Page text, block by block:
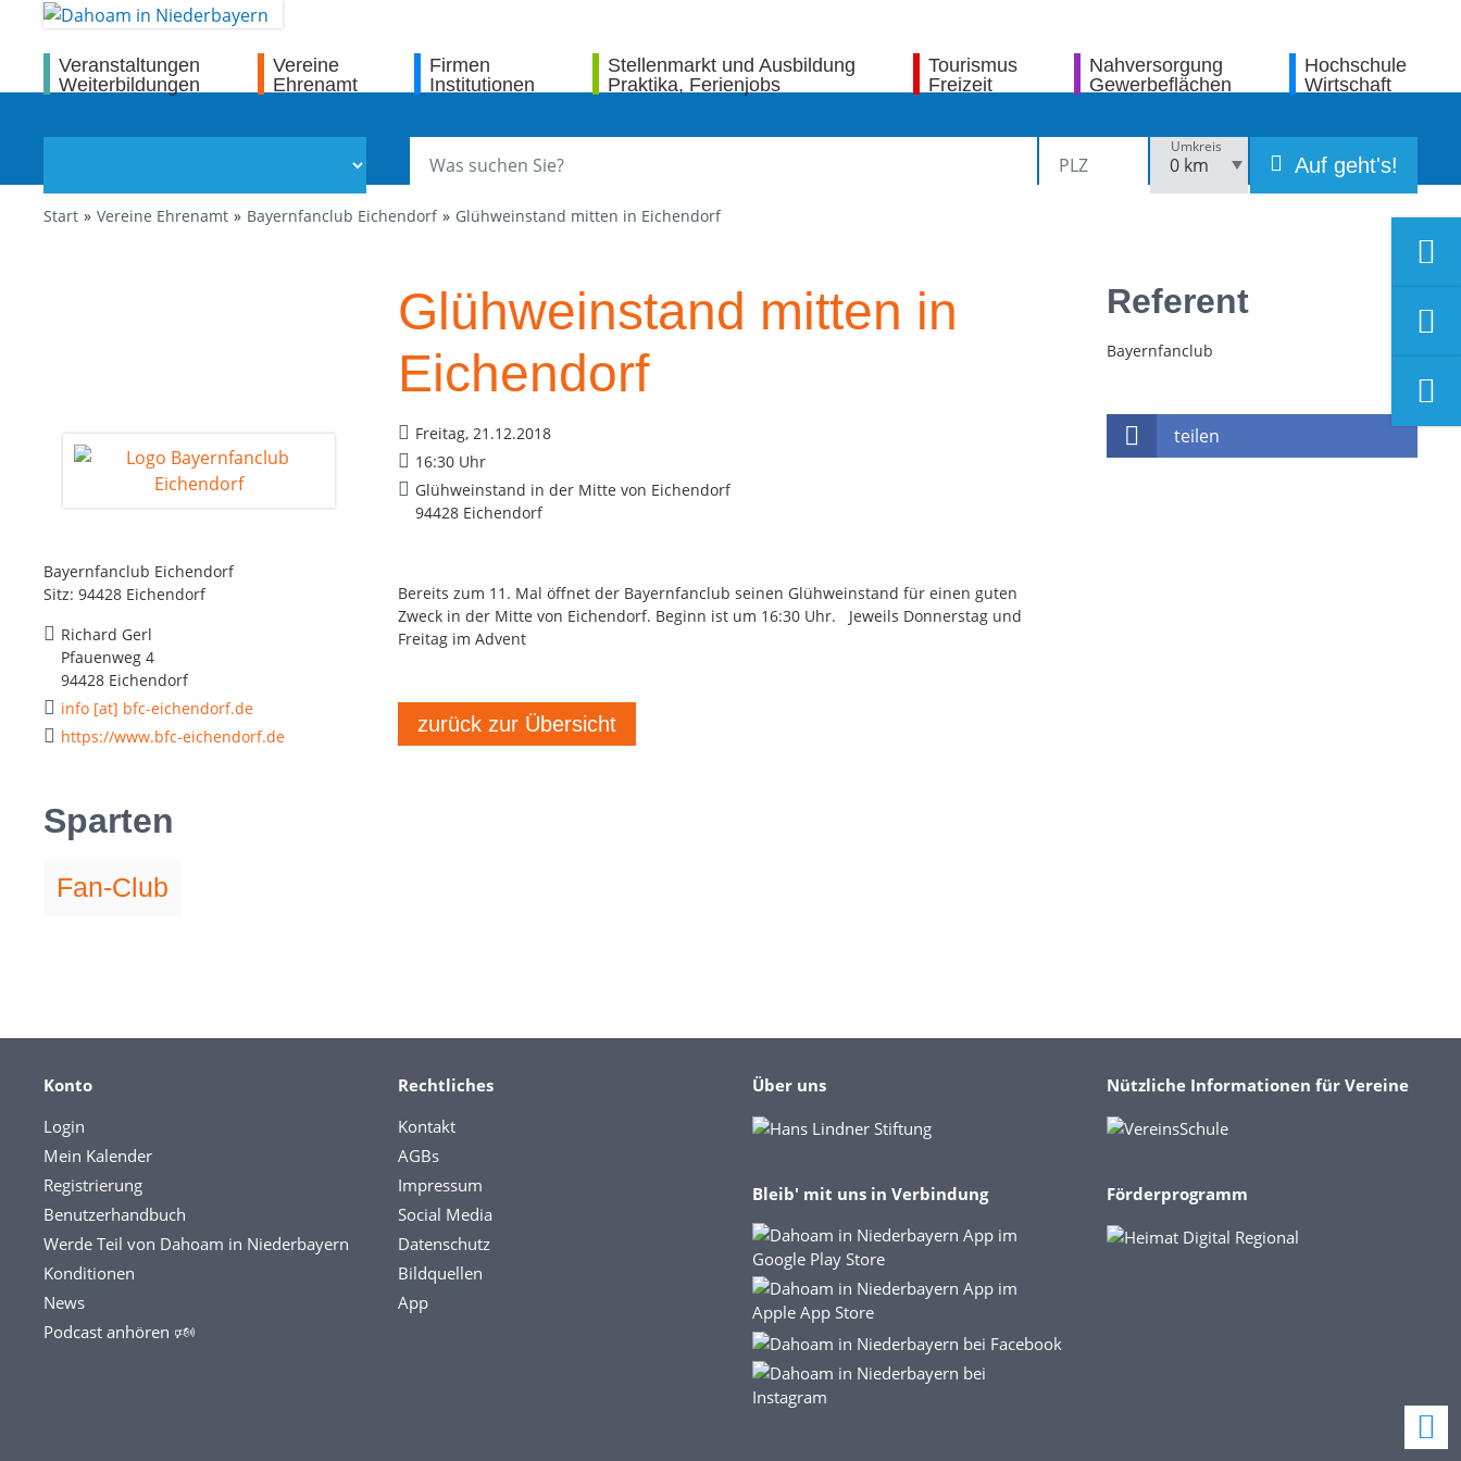
Veranstaltungen
Weiterbildungen
Vereine
Ehrenamt
Firmen
Institutionen
Stellenmarkt und Ausbildung
Praktika, Ferienjobs
Tourismus
Freizeit
Nahversorgung
Gewerbeflächen
Hochschule
Wirtschaft
Umkreis
Auf geht's!
Start Vereine Ehrenamt Bayernfanclub Eichendorf Glühweinstand mitten in Eichendorf
Bayernfanclub Eichendorf
Sitz: 94428 Eichendorf
Richard Gerl
Pfauenweg 4
94428 Eichendorf
info [at] bfc-eichendorf.de
https://www.bfc-eichendorf.de
Sparten
Fan-Club
Glühweinstand mitten in
Eichendorf
Freitag, 21.12.2018
16:30 Uhr
Glühweinstand in der Mitte von Eichendorf
94428 Eichendorf
Bereits zum 11. Mal öffnet der Bayernfanclub seinen Glühweinstand für einen guten
Zweck in der Mitte von Eichendorf. Beginn ist um 16:30 Uhr. Jeweils Donnerstag und
Freitag im Advent
zurück zur Übersicht
Referent
Bayernfanclub
teilen
Konto
Login
Mein Kalender
Registrierung
Benutzerhandbuch
Werde Teil von Dahoam in Niederbayern
Konditionen
News
Podcast anhören 🕬
Rechtliches
Kontakt
AGBs
Impressum
Social Media
Datenschutz
Bildquellen
App
Über uns
Bleib' mit uns in Verbindung
Nützliche Informationen für Vereine
Förderprogramm